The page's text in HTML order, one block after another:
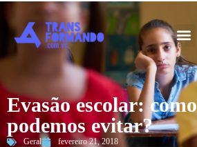
Evasão escolar: como
podemos evitar?
Geral fevereiro 21, 2018